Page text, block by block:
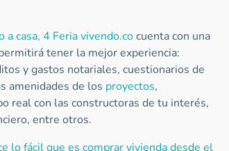
a casa, 4 Feria vivendo.cocuenta con una
tener la mejor experiencia:
y gastos notariales, cuestionarios de
amenidades de los proyectos,
real con las constructoras de tu interés,
entre otros.
lo fácil que es comprar vivienda desde el